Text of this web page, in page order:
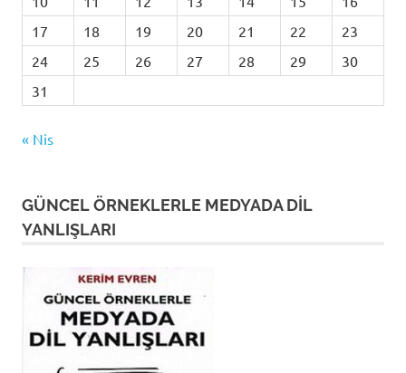
17
18 19 20 21 22
23
24
25 26 27 28 29
30
31
« Nis
GÜNCEL ÖRNEKLERLE MEDYADA DİL
YANLIŞLARI